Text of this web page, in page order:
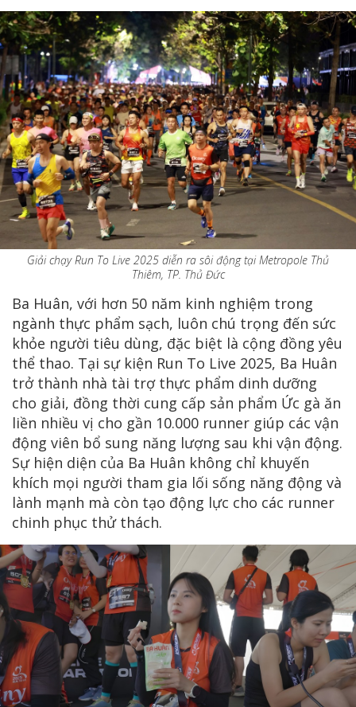
Giải chạy Run To Live 2025 diễn ra sôi động tại Metropole Thủ
Thiêm, TP. Thủ Đức
Ba Huân, với hơn 50 năm kinh nghiệm trong
ngành thực phẩm sạch, luôn chú trọng đến sức
khỏe người tiêu dùng, đặc biệt là cộng đồng yêu
thể thao. Tại sự kiện Run To Live 2025, Ba Huân
trở thành nhà tài trợ thực phẩm dinh dưỡng
cho giải, đồng thời cung cấp sản phẩm Ức gà ăn
liền nhiều vị cho gần 10.000 runner giúp các vận
động viên bổ sung năng lượng sau khi vận động.
Sự hiện diện của Ba Huân không chỉ khuyến
khích mọi người tham gia lối sống năng động và
lành mạnh mà còn tạo động lực cho các runner
chinh phục thử thách.